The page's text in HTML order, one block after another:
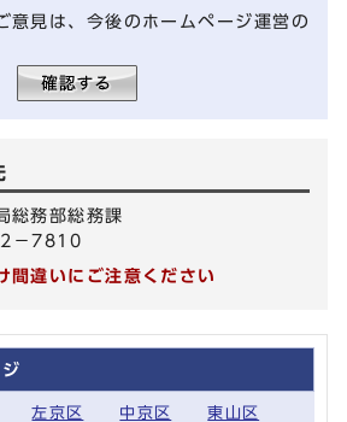
意見は、今後のホームページ運営の
務部総務課
－7810
間違いにご注意ください
左京区 中京区 東山区